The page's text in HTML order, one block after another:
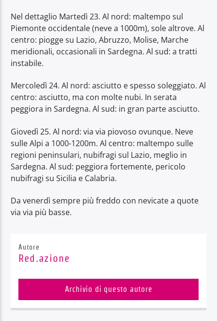
Nel dettaglio Martedì 23. Al nord: maltempo sul
Piemonte occidentale (neve a 1000m), sole altrove. Al
centro: piogge su Lazio, Abruzzo, Molise, Marche
meridionali, occasionali in Sardegna. Al sud: a tratti
instabile.
Mercoledì 24. Al nord: asciutto e spesso soleggiato. Al
centro: asciutto, ma con molte nubi. In serata
peggiora in Sardegna. Al sud: in gran parte asciutto.
Giovedì 25. Al nord: via via piovoso ovunque. Neve
sulle Alpi a 1000-1200m. Al centro: maltempo sulle
regioni peninsulari, nubifragi sul Lazio, meglio in
Sardegna. Al sud: peggiora fortemente, pericolo
nubifragi su Sicilia e Calabria.
Da venerdì sempre più freddo con nevicate a quote
via via più basse.
Autore
Red.azione
Archivio di questo autore